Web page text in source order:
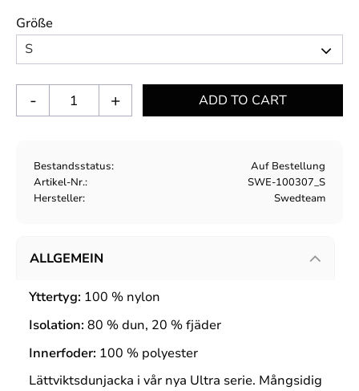
Größe
+
-
Bestandsstatus
Auf Bestellung
Artikel-Nr.
SWE-100307_S
Hersteller
Swedteam
ALLGEMEIN
Yttertyg: 100 % nylon
Isolation: 80 % dun, 20 % fjäder
Innerfoder: 100 % polyester
Lättviktsdunjacka i vår nya Ultra serie. Mångsidig